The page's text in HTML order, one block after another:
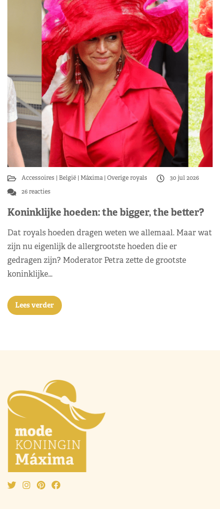
Accessoires België Máxima Overige royals
30 jul 2026
26 reacties
Koninklijke hoeden: the bigger, the better?
Dat royals hoeden dragen weten we allemaal. Maar wat
zijn nu eigenlijk de allergrootste hoeden die er
gedragen zijn? Moderator Petra zette de grootste
koninklijke…
Lees verder